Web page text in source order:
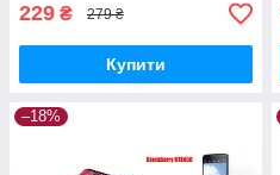
229 ₴ 279 ₴
Купити
–18%